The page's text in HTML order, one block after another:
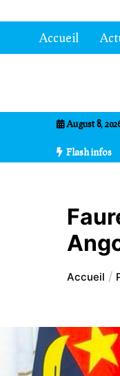
au
contenuAccueil
August 8,
Flash infos
à la vulgarisation
Accueil